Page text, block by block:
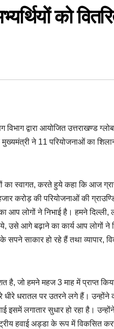
को
द्वारा आयोजित उत्तराखण्ड
ने 11 परियोजनाओं का
का स्वागत, करते हुये कहा कि आज
करोड़ की परियोजनाओं की
लोगों ने निभाई है। हमने दिल्ली,
उसे आगे बढ़ाने का कार्य आप लोगों ने
साकार हो रहे हैं तथा व्यापार,
है, जो हमने महज 3 माह में प्राप्त
धरातल पर उतरने लगे हैं।
इसमें लगातार सुधार हो रहा है।
हवाई अड्डा के रूप में विकसित